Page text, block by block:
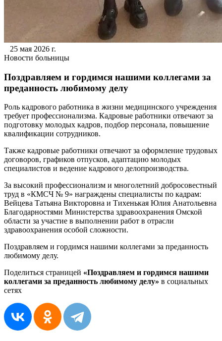
25 мая 2026 г.
Новости больницы
Поздравляем и гордимся нашими коллегами за
преданность любимому делу
Роль кадрового работника в жизни медицинского учреждения
требует профессионализма. Кадровые работники отвечают за
подготовку молодых кадров, подбор персонала, повышение
квалификации сотрудников.
Также кадровые работники отвечают за оформление трудовых
договоров, графиков отпусков, адаптацию молодых
специалистов и ведение кадрового делопроизводства.
За высокий профессионализм и многолетний добросовестный
труд в «КМСЧ № 9» награждены специалисты по кадрам:
Вейцева Татьяна Викторовна и Тихенькая Юлия Анатольевна
Благодарностями Министерства здравоохранения Омской
области за участие в выполнении работ в отрасли
здравоохранения особой сложности.
Поздравляем и гордимся нашими коллегами за преданность
любимому делу.
Поделиться страницей «Поздравляем и гордимся нашими
коллегами за преданность любимому делу» в социальных
сетях